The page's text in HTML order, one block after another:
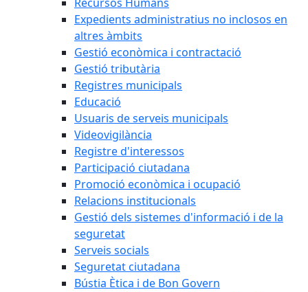
Expedients administratius no inclosos en
altres àmbits
Gestió econòmica i contractació
Gestió tributària
Registres municipals
Educació
Usuaris de serveis municipals
Videovigilància
Registre d'interessos
Participació ciutadana
Promoció econòmica i ocupació
Relacions institucionals
Gestió dels sistemes d'informació i de la
seguretat
Serveis socials
Seguretat ciutadana
Bústia Ètica i de Bon Govern